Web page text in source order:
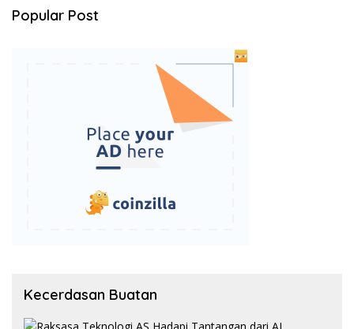
Popular Post
Kecerdasan Buatan